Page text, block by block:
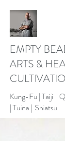
EMPTY
ARTS &
Kung-Fu |Taiji |
|Tuina | Shiatsu